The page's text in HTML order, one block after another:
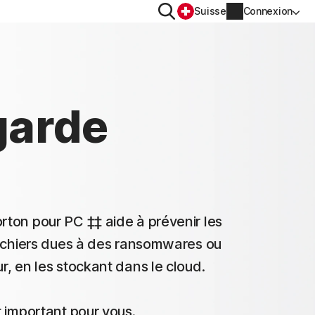
Norton AntiTrack
Rechercher
Suisse Connexion
Renouveler
Historique des commandes
pour PC ‡‡ aide à prévenir les
dues à des ransomwares ou
en les stockant dans le cloud.
pour vous.